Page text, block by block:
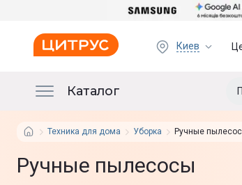
Киев
Каталог
Техника для дома Уборка Ручные
Ручные пылесосы